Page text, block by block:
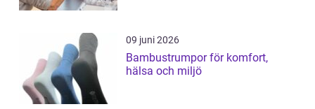
09 juni 2026
Bambustrumpor för komfort,
hälsa och miljö